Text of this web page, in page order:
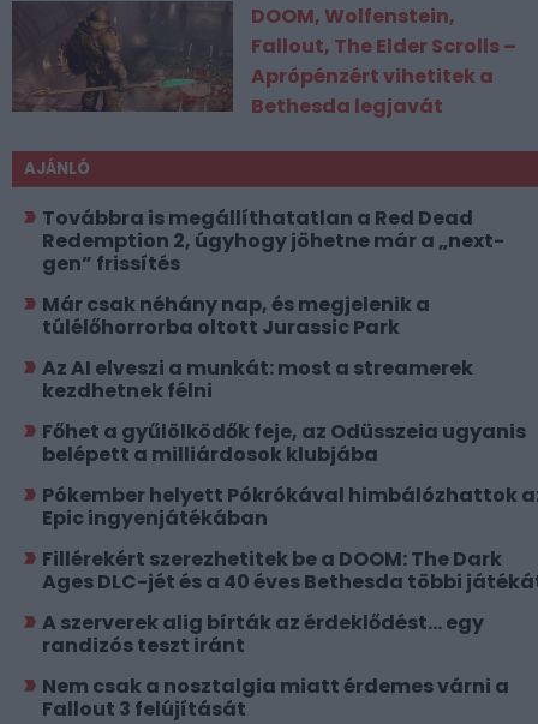
DOOM, Wolfenstein,
Fallout, The Elder Scrolls –
Aprópénzért vihetitek a
Bethesda legjavát
AJÁNLÓ
Továbbra is megállíthatatlan a Red Dead
Redemption 2, úgyhogy jöhetne már a „next-
gen” frissítés
Már csak néhány nap, és megjelenik a
túlélőhorrorba oltott Jurassic Park
Az AI elveszi a munkát: most a streamerek
kezdhetnek félni
Főhet a gyűlölködők feje, az Odüsszeia ugyanis
belépett a milliárdosok klubjába
Pókember helyett Pókrókával himbálózhattok
Epic ingyenjátékában
Fillérekért szerezhetitek be a DOOM: The Dark
Ages DLC-jét és a 40 éves Bethesda többi
A szerverek alig bírták az érdeklődést... egy
randizós teszt iránt
Nem csak a nosztalgia miatt érdemes várni a
Fallout 3 felújítását